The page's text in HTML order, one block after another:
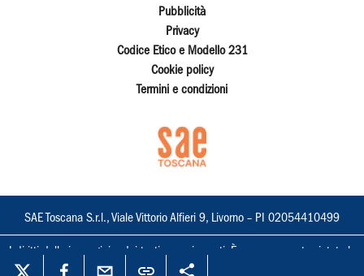
Pubblicità
Privacy
Codice Etico e Modello 231
Cookie policy
Termini e condizioni
SAE Toscana S.r.l., Viale Vittorio Alfieri 9, Livorno – PI 02054410499
I diritti delle immagini e dei testi sono riservati. È espressamente vietata la
loro riproduzione con qualsiasi mezzo e l'adattamento totale o parziale.